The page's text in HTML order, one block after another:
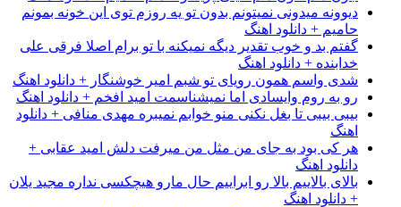
دیوونه میدونی نمیتونم بدون تو یه روزم توی این خونه بمونم
حامیم + دانلود اهنگ
گفتم بد و خوب تقدیر دیگه نمیکنه با تو برام اصلا فرقی علی
خدابنده + دانلود اهنگ
شدی واسم همون رویای تو شبم امیر خوشنگار + دانلود اهنگ
رو به روم وایسادی اما نمیشناسمت امید افخم + دانلود اهنگ
بیبی بیبی تا بغل نکنی منو خوابم نمیبره مهدی منافی + دانلود
اهنگ
هر کی بود به جای من مثل من میرفت دلش امید عقابی +
دانلود اهنگ
بالای بالاییم بالا رو ابراییم حال مارو هیچکسی نداره مجید یلان
+ دانلود اهنگ